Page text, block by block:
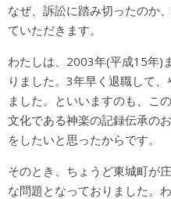
なぜ、訴訟に踏み切ったのか
ていただきます。
わたしは、2003年(平成15年)
りました。3年早く退職して
ました。といいますのも、こ
文化である神楽の記録伝承の
をしたいと思ったからです。
そのとき、ちょうど東城町が
な問題となっておりました。